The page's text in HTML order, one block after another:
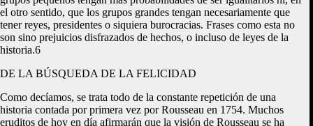
el otro sentido, que los grupos grandes tengan necesariamente que
tener reyes, presidentes o siquiera burocracias. Frases como esta no
son sino prejuicios disfrazados de hechos, o incluso de leyes de la
historia.6
DE LA BÚSQUEDA DE LA FELICIDAD
Como decíamos, se trata todo de la constante repetición de una
historia contada por primera vez por Rousseau en 1754. Muchos
eruditos de hoy en día afirmarán que la visión de Rousseau se ha